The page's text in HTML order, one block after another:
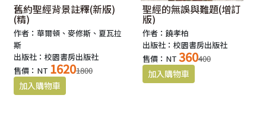
舊約聖經背景註釋(新版)
(精)
作者：華爾頓、麥修斯、夏瓦拉
斯
出版社：校園書房出版社
售價：NT 16201800
聖經的無誤與難題(增訂
版)
作者：饒孝柏
出版社：校園書房出版社
售價：NT 360400